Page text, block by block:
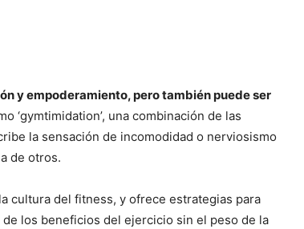
y empoderamiento, pero también puede ser
‘gymtimidation’, una combinación de las
la sensación de incomodidad o nerviosismo
de otros.
cultura del fitness, y ofrece estrategias para
los beneficios del ejercicio sin el peso de la